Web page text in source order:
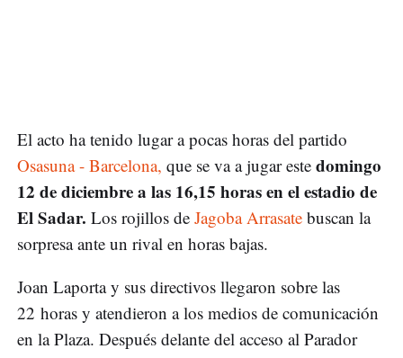
El acto ha tenido lugar a pocas horas del partido
Osasuna - Barcelona, que se va a jugar este domingo
12 de diciembre a las 16,15 horas en el estadio de
El Sadar. Los rojillos de Jagoba Arrasate buscan la
sorpresa ante un rival en horas bajas.
Joan Laporta y sus directivos llegaron sobre las
22 horas y atendieron a los medios de comunicación
en la Plaza. Después delante del acceso al Parador